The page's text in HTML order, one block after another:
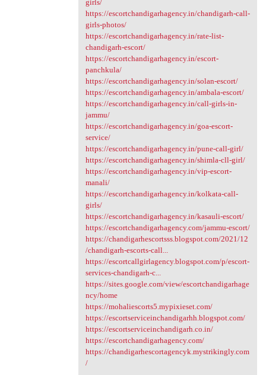
girls/
https://escortchandigarhagency.in/chandigarh-call-
girls-photos/
https://escortchandigarhagency.in/rate-list-
chandigarh-escort/
https://escortchandigarhagency.in/escort-
panchkula/
https://escortchandigarhagency.in/solan-escort/
https://escortchandigarhagency.in/ambala-escort/
https://escortchandigarhagency.in/call-girls-in-
jammu/
https://escortchandigarhagency.in/goa-escort-
service/
https://escortchandigarhagency.in/pune-call-girl/
https://escortchandigarhagency.in/shimla-cll-girl/
https://escortchandigarhagency.in/vip-escort-
manali/
https://escortchandigarhagency.in/kolkata-call-
girls/
https://escortchandigarhagency.in/kasauli-escort/
https://escortchandigarhagency.com/jammu-escort/
https://chandigarhescortsss.blogspot.com/2021/12
/chandigarh-escorts-call...
https://escortcallgirlagency.blogspot.com/p/escort-
services-chandigarh-c...
https://sites.google.com/view/escortchandigarhage
ncy/home
https://mohaliescorts5.mypixieset.com/
https://escortserviceinchandigarhh.blogspot.com/
https://escortserviceinchandigarh.co.in/
https://escortchandigarhagency.com/
https://chandigarhescortagencyk.mystrikingly.com
/